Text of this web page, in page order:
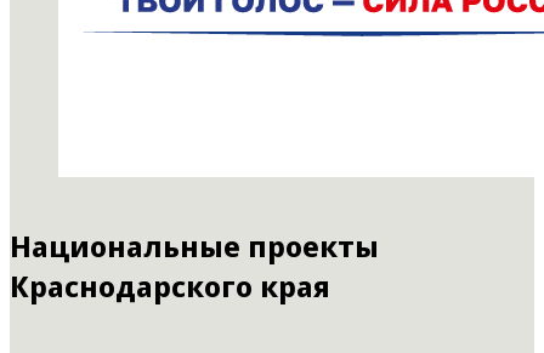
Национальные проекты
Краснодарского края